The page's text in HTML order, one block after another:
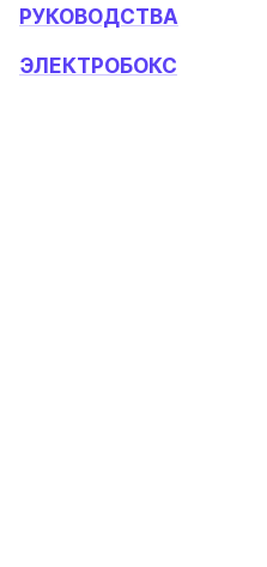
РУКОВОДСТВА
ЭЛЕКТРОБОКС